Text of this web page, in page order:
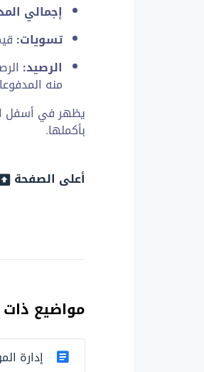
إجمالي
تسويات:
الرصيد:
منه
يظهر في أسفل
بأكملها.
أعلى الصفحة
مواضيع
إدارة